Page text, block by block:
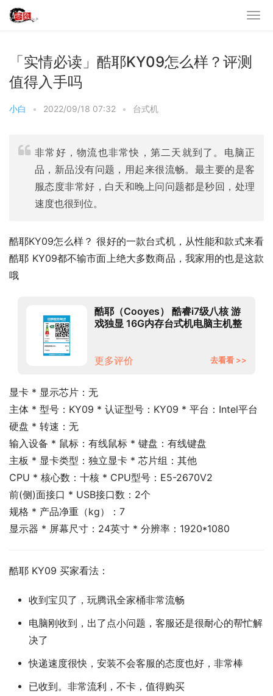
「实情必读」酷耶KY09怎么样？评测
值得入手吗
小白 • 2022/09/18 07:32 • 台式机
非常好，物流也非常快，第二天就到了。电脑正
品，新品没有问题，用起来很流畅。最主要的是客
服态度非常好，白天和晚上问问题都是秒回，处理
速度也很到位。
酷耶KY09怎么样？ 很好的一款台式机，从性能和款式来看
酷耶 KY09都不输市面上绝大多数商品，我家用的也是这款
哦
酷耶（Cooyes） 酷睿i7级八核 游
戏独显 16G内存台式机电脑主机整
器
更多评价 去看看 >>
显卡 * 显示芯片：无
主体 * 型号：KY09 * 认证型号：KY09 * 平台：Intel平台
硬盘 * 转速：无
输入设备 * 鼠标：有线鼠标 * 键盘：有线键盘
主板 * 显卡类型：独立显卡 * 芯片组：其他
CPU * 核心数：十核 * CPU型号：E5-2670V2
前(侧)面接口 * USB接口数：2个
规格 * 产品净重（kg）：7
显示器 * 屏幕尺寸：24英寸 * 分辨率：1920*1080
酷耶 KY09 买家看法：
收到宝贝了，玩腾讯全家桶非常流畅
电脑刚收到，出了点小问题，客服还是很耐心的帮忙解
决了
快递速度很快，安装不会客服的态度也好，非常棒
已收到。非常流利，不卡，值得购买